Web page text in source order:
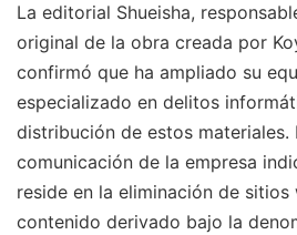
La editorial Shueisha,
original de la obra creada por
confirmó que ha ampliado su
especializado en delitos
distribución de estos
comunicación de la empresa
reside en la eliminación de sitios
contenido derivado bajo la